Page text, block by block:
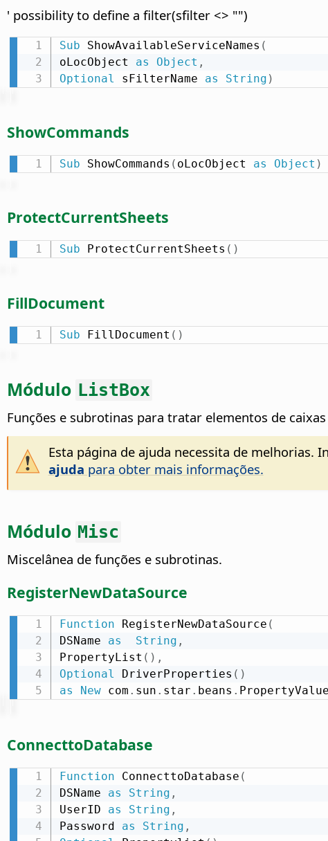
' possibility to define a filter(sfilter <> "")
Sub ShowAvailableServiceNames (
oLocObject as Object ,
Optional
sFilterName as String )
ShowCommands
Sub ShowCommands ( oLocObject as Object )
ProtectCurrentSheets
Sub ProtectCurrentSheets ( )
FillDocument
Sub FillDocument ( )
Módulo ListBox
Funções e subrotinas para tratar elementos de
Esta página de ajuda necessita de melhorias.
ajuda para obter mais informações.
Módulo Misc
Miscelânea de funções e subrotinas.
RegisterNewDataSource
Function RegisterNewDataSource (
DSName as String ,
PropertyList ( ) ,
Optional DriverProperties ( )
as
New com . sun . star . beans . PropertyValue
ConnecttoDatabase
Function ConnecttoDatabase (
DSName as String ,
UserID as String ,
Password as String ,